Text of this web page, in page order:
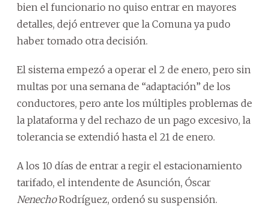
bien el funcionario no quiso entrar en mayores
detalles, dejó entrever que la Comuna ya pudo
haber tomado otra decisión.
El sistema empezó a operar el 2 de enero, pero sin
multas por una semana de “adaptación” de los
conductores, pero ante los múltiples problemas de
la plataforma y del rechazo de un pago excesivo, la
tolerancia se extendió hasta el 21 de enero.
A los 10 días de entrar a regir el estacionamiento
tarifado, el intendente de Asunción, Óscar
NenechoRodríguez, ordenó su suspensión.